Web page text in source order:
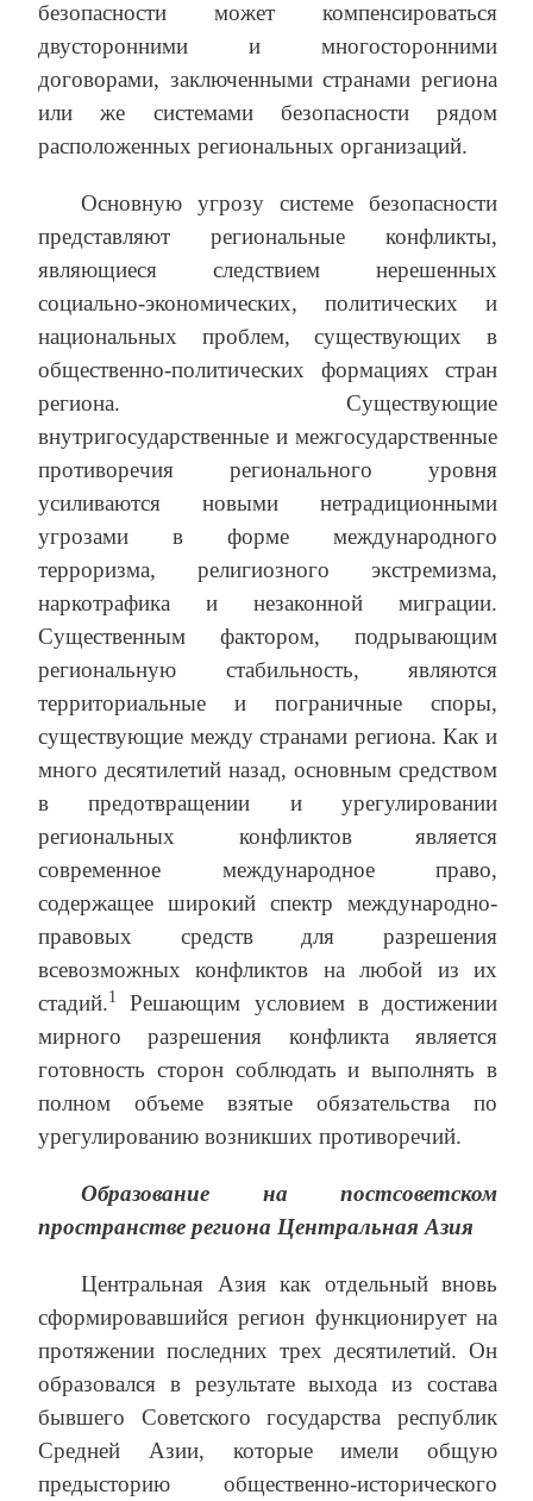
безопасности может компенсироваться
двусторонними и многосторонними
договорами, заключенными странами региона
или же системами безопасности рядом
расположенных региональных организаций.
Основную угрозу системе безопасности
представляют региональные конфликты,
являющиеся следствием нерешенных
социально-экономических, политических и
национальных проблем, существующих в
общественно-политических формациях стран
региона. Существующие
внутригосударственные и межгосударственные
противоречия регионального уровня
усиливаются новыми нетрадиционными
угрозами в форме международного
терроризма, религиозного экстремизма,
наркотрафика и незаконной миграции.
Существенным фактором, подрывающим
региональную стабильность, являются
территориальные и пограничные споры,
существующие между странами региона. Как и
много десятилетий назад, основным средством
в предотвращении и урегулировании
региональных конфликтов является
современное международное право,
содержащее широкий спектр международно-
правовых средств для разрешения
всевозможных конфликтов на любой из их
стадий.1
Решающим условием в достижении
мирного разрешения конфликта является
готовность сторон соблюдать и выполнять в
полном объеме взятые обязательства по
урегулированию возникших противоречий.
Образование на постсоветском
пространстве региона Центральная Азия
Центральная Азия как отдельный вновь
сформировавшийся регион функционирует на
протяжении последних трех десятилетий. Он
образовался в результате выхода из состава
бывшего Советского государства республик
Средней Азии, которые имели общую
предысторию общественно-исторического